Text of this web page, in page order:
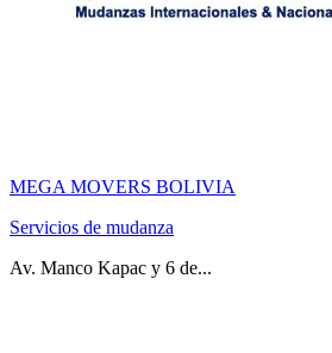
MEGA MOVERS BOLIVIA
Servicios de mudanza
Av. Manco Kapac y 6 de...